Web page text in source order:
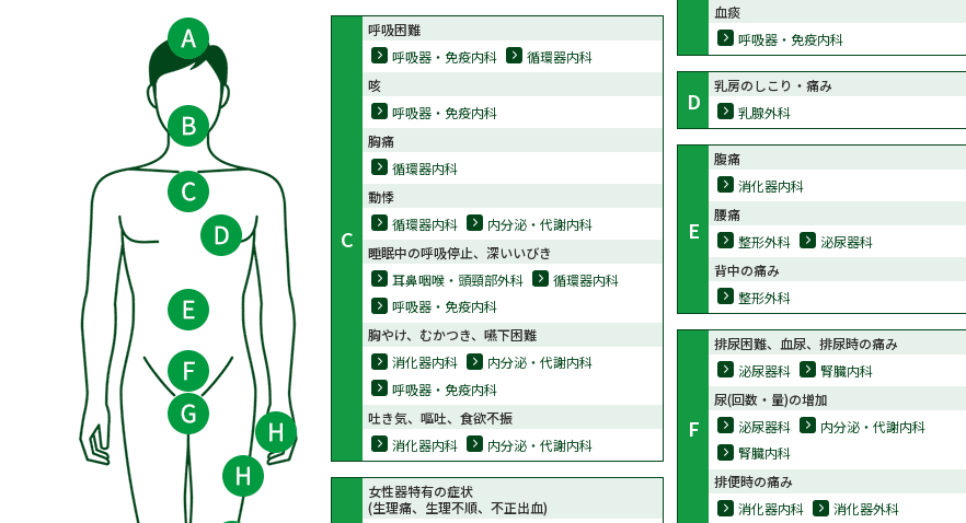
血痰
呼吸器・免疫内科
C
呼吸困難
呼吸器・免疫内科
循環器内科
咳
呼吸器・免疫内科
胸痛
循環器内科
動悸
循環器内科
内分泌・代謝内科
睡眠中の呼吸停止、深いいびき
耳鼻咽喉・頭頸部外科
循環器内科
呼吸器・免疫内科
胸やけ、むかつき、嚥下困難
消化器内科
内分泌・代謝内科
呼吸器・免疫内科
吐き気、嘔吐、食欲不振
消化器内科
内分泌・代謝内科
D
乳房のしこり・痛み
乳腺外科
E
腹痛
消化器内科
腰痛
整形外科
泌尿器科
背中の痛み
整形外科
F
排尿困難、血尿、排尿時の痛み
泌尿器科
腎臓内科
尿(回数・量)の増加
泌尿器科
内分泌・代謝内科
腎臓内科
排便時の痛み
消化器内科
消化器外科
女性器特有の症状
(生理痛、生理不順、不正出血)